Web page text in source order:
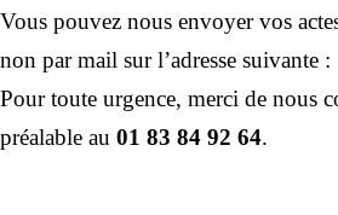
Vous pouvez nous envoyer vos
non par mail sur l’adresse suivante :
Pour toute urgence, merci de nous
préalable au 01 83 84 92 64.